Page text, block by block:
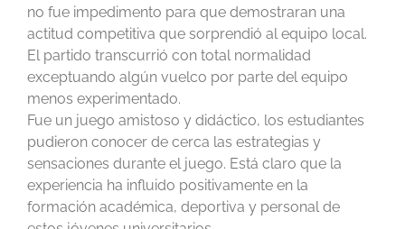
no fue impedimento para que demostraran una
actitud competitiva que sorprendió al equipo local.
El partido transcurrió con total normalidad
exceptuando algún vuelco por parte del equipo
menos experimentado.
Fue un juego amistoso y didáctico, los estudiantes
pudieron conocer de cerca las estrategias y
sensaciones durante el juego. Está claro que la
experiencia ha influido positivamente en la
formación académica, deportiva y personal de